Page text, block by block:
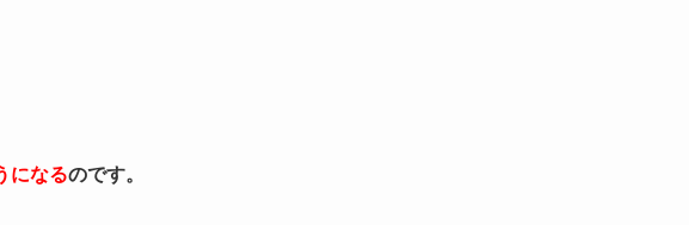
になるのです。